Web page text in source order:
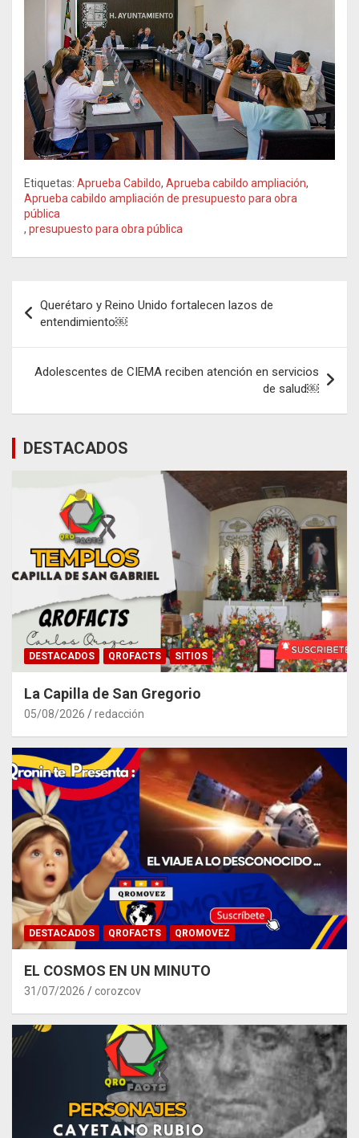
Etiquetas: Aprueba Cabildo, Aprueba cabildo ampliación,
Aprueba cabildo ampliación de presupuesto para obra
pública
, presupuesto para obra pública
de
entradas
Querétaro y Reino Unido fortalecen lazos de
entendimiento￼
Adolescentes de CIEMA reciben atención en servicios
de salud￼
DESTACADOS
DESTACADOS QROFACTS SITIOS
La Capilla de San Gregorio
05/08/2026 redacción
DESTACADOS QROFACTS QROMOVEZ
EL COSMOS EN UN MINUTO
31/07/2026 corozcov